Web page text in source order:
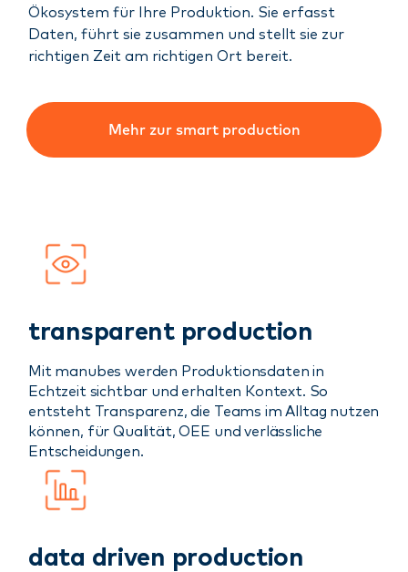
Ökosystem für Ihre Produktion. Sie erfasst
Daten, führt sie zusammen und stellt sie zur
richtigen Zeit am richtigen Ort bereit.
Mehr zur smart production
transparent production
Mit manubes werden Produktionsdaten in
Echtzeit sichtbar und erhalten Kontext. So
entsteht Transparenz, die Teams im Alltag nutzen
können, für Qualität, OEE und verlässliche
Entscheidungen.
data driven production